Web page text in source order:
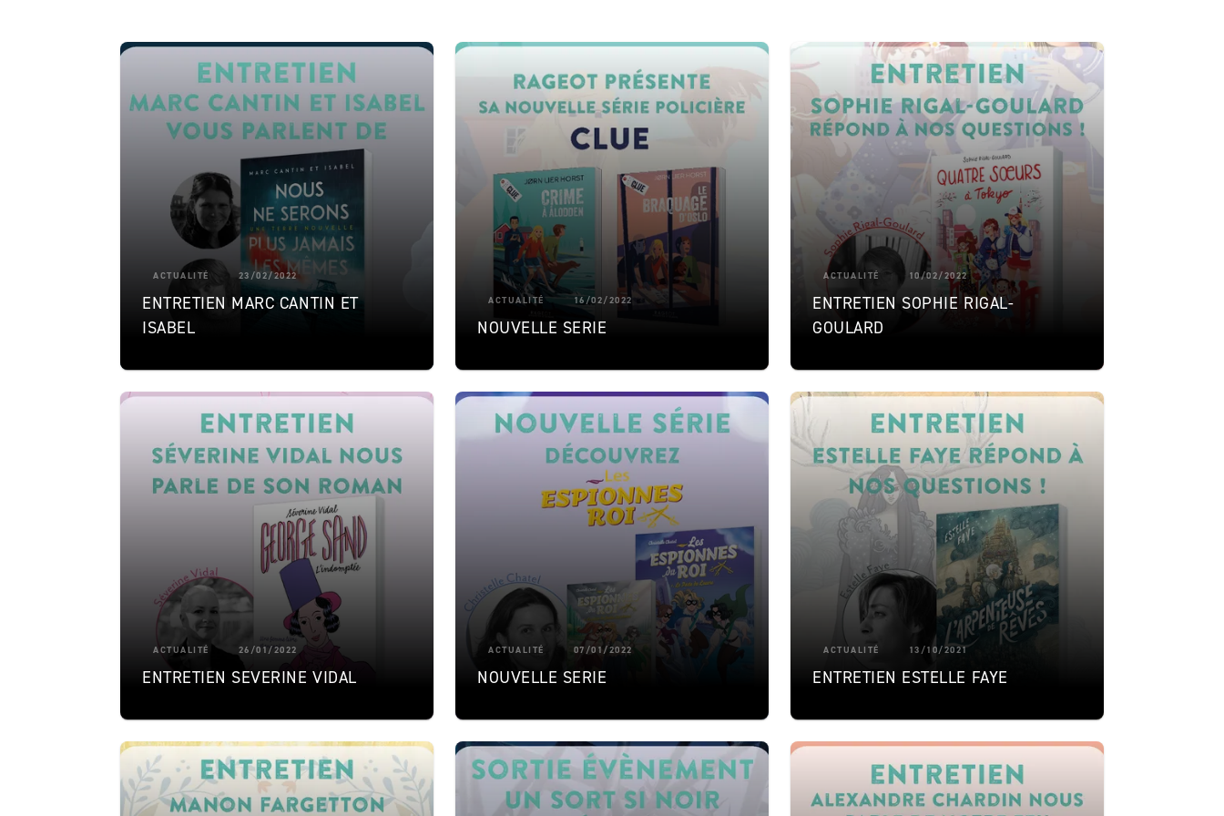
ACTUALITÉ 23/02/2022
ENTRETIEN MARC CANTIN ET
ISABEL
ACTUALITÉ 16/02/2022
NOUVELLE SERIE
ACTUALITÉ 10/02/2022
ENTRETIEN SOPHIE RIGAL-
GOULARD
ACTUALITÉ 26/01/2022
ENTRETIEN SEVERINE VIDAL
ACTUALITÉ 07/01/2022
NOUVELLE SERIE
ACTUALITÉ 13/10/2021
ENTRETIEN ESTELLE FAYE